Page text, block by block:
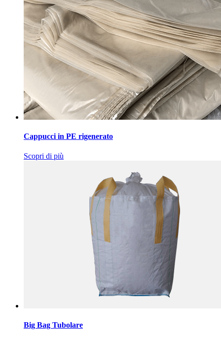
Cappucci in PE rigenerato
Scopri di più
Big Bag Tubolare